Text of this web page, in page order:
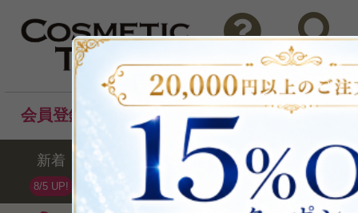
問い合わせ 検索
会員登録後のお買い物でポイントプレゼント！
新着
8/5 UP!
セール ランキング ブ